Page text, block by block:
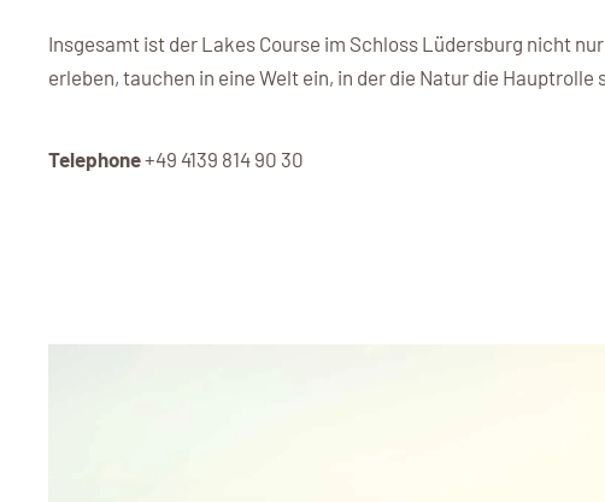
Insgesamt ist der Lakes Course im Schloss Lüdersburg nicht
erleben, tauchen in eine Welt ein, in der die Natur die
Telephone+49 4139 814 90 30